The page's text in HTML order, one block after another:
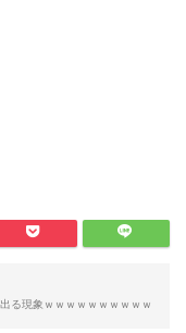
る現象ｗｗｗｗｗｗｗｗｗｗ